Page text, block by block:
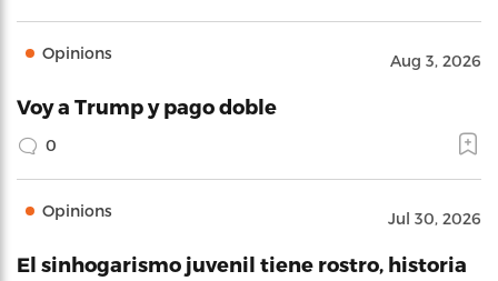
Opinions Aug 3, 2026
Voy a Trump y pago doble
0
Opinions Jul 30, 2026
El sinhogarismo juvenil tiene rostro, historia